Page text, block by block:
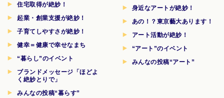
住宅取得が絶妙！
起業・創業支援が絶妙！
子育てしやすさが絶妙！
健幸＝健康で幸せなまち
“暮らし”のイベント
ブランドメッセージ「ほどよ
く絶妙とりで」
みんなの投稿“暮らす”
身近なアートが絶妙！
あの！？東京藝大あります！
アート活動が絶妙！
“アート”のイベント
みんなの投稿“アート”